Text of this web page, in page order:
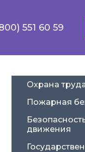
551 60 59
Охрана
Пожарная
движения